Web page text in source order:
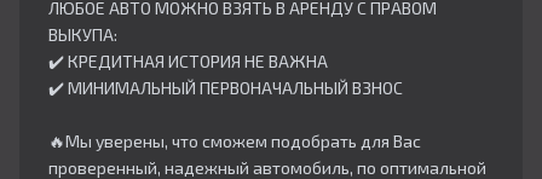
ЛЮБОЕ АВТО МОЖНО ВЗЯТЬ В АРЕНДУ С ПРАВОМ
ВЫКУПА:
✔️ КРЕДИТНАЯ ИСТОРИЯ НЕ ВАЖНА
✔️ МИНИМАЛЬНЫЙ ПЕРВОНАЧАЛЬНЫЙ ВЗНОС
🔥Мы уверены, что сможем подобрать для Вас
проверенный, надежный автомобиль, по оптимальной